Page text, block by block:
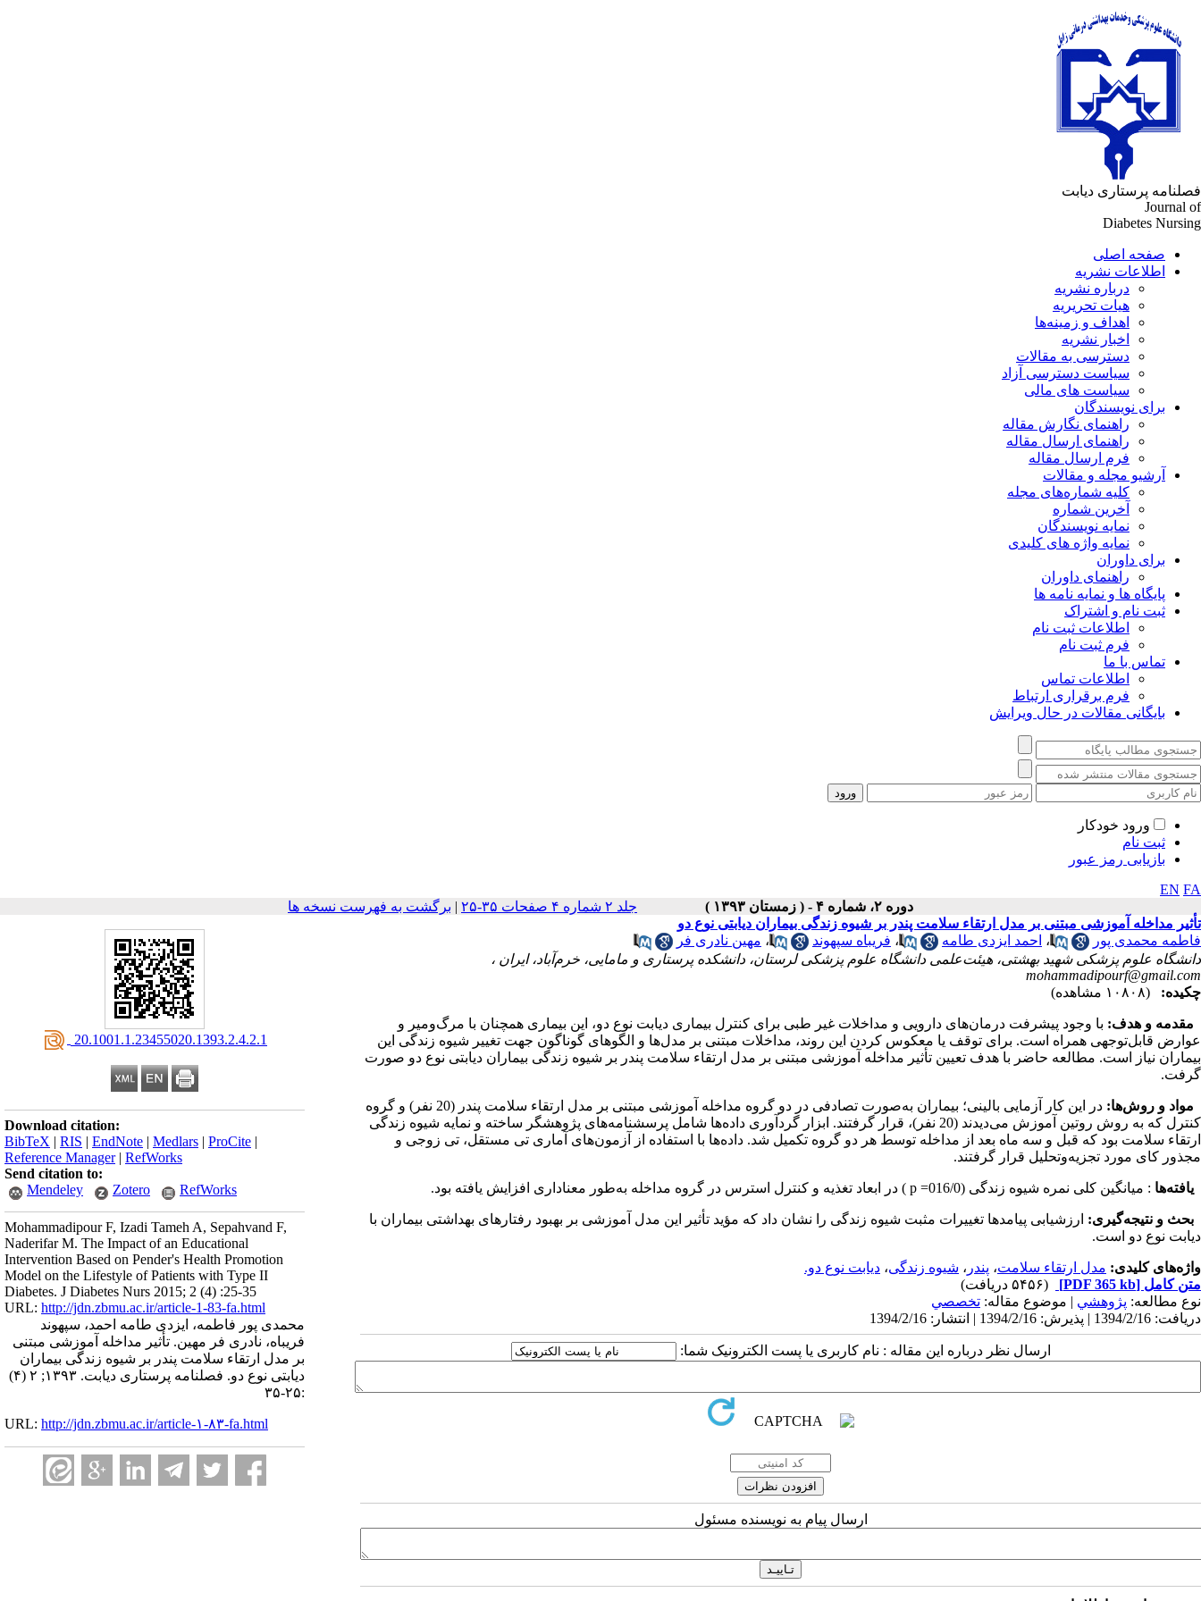
فصلنامه پرستاری دیابت
Journal of
Diabetes Nursing
صفحه اصلی
اطلاعات نشریه
درباره نشریه
هیات تحریریه
اهداف و زمینه‌ها
اخبار نشریه
دسترسی به مقالات
سیاست دسترسی آزاد
سیاست های مالی
برای نویسندگان
راهنمای نگارش مقاله
راهنمای ارسال مقاله
فرم ارسال مقاله
آرشیو مجله و مقالات
کلیه شماره‌های مجله
آخرین شماره
نمایه نویسندگان
نمایه واژه های کلیدی
برای داوران
راهنمای داوران
پایگاه ها و نمایه نامه ها
ثبت نام و اشتراک
اطلاعات ثبت نام
فرم ثبت نام
تماس با ما
اطلاعات تماس
فرم برقراری ارتباط
بایگانی مقالات در حال ویرایش
ورود خودکار
ثبت نام
بازیابی رمز عبور
EN FA
دوره ۲، شماره ۴ - ( زمستان ۱۳۹۳ )
جلد ۲ شماره ۴ صفحات ۳۵-۲۵ | برگشت به فهرست نسخه ها
‎ 20.1001.1.23455020.1393.2.4.2.1
Download citation:
BibTeX | RIS | EndNote | Medlars | ProCite |
Reference Manager| RefWorks
Send citation to:
Mendeley
Zotero RefWorks
Mohammadipour F, Izadi Tameh A, Sepahvand F,
Naderifar M. The Impact of an Educational
Intervention Based on Pender's Health Promotion
Model on the Lifestyle of Patients with Type II
Diabetes. J Diabetes Nurs 2015; 2 (4) :25-35
URL: http://jdn.zbmu.ac.ir/article-1-83-fa.html
محمدی پور فاطمه، ایزدی طامه احمد، سپهوند
فریباه، نادری فر مهین. تأثیر مداخله آموزشی مبتنی
بر مدل ارتقاء سلامت پندر بر شیوه زندگی بیماران
دیابتی نوع دو. فصلنامه پرستاری دیابت. ۱۳۹۳; ۲ (۴)
:۲۵-۳۵
URL: http://jdn.zbmu.ac.ir/article-۱-۸۳-fa.html
تأثیر مداخله آموزشی مبتنی بر مدل ارتقاء سلامت پندر بر شیوه زندگی بیماران دیابتی نوع دو
فاطمه محمدی پور
، احمد ایزدی طامه ، فریباه سپهوند ، مهین نادری فر
دانشگاه علوم پزشکی شهید بهشتی، هیئت‌علمی دانشگاه علوم پزشکی لرستان، دانشکده پرستاری و مامایی، خرم‌آباد، ایران ،
mohammadipourf@gmail.com
چکیده:
(۱۰۸۰۸ مشاهده)
مقدمه و هدف: با وجود پیشرفت درمان‌های دارویی و مداخلات غیر طبی برای کنترل بیماری دیابت نوع دو، این بیماری همچنان با مرگ‌ومیر و
عوارض قابل‌توجهی همراه است. برای توقف یا معکوس کردن این روند، مداخلات مبتنی بر مدل‌ها و الگوهای گوناگون جهت تغییر شیوه زندگی این
بیماران نیاز است. مطالعه حاضر با هدف تعیین تأثیر مداخله آموزشی مبتنی بر مدل ارتقاء سلامت پندر بر شیوه زندگی بیماران دیابتی نوع دو صورت
گرفت.
مواد و روش‌ها:
در این کار آزمایی بالینی؛ بیماران به‌صورت تصادفی در دو گروه مداخله آموزشی مبتنی بر مدل ارتقاء سلامت پندر (20 نفر) و گروه
کنترل که به روش روتین آموزش می‌دیدند (20 نفر)، قرار گرفتند. ابزار گردآوری داده‌ها شامل پرسشنامه‌های پژوهشگر ساخته و نمایه شیوه زندگی
ارتقاء سلامت بود که قبل و سه ماه بعد از مداخله توسط هر دو گروه تکمیل شد. داده‌ها با استفاده از آزمون‌های آماری تی مستقل، تی زوجی و
مجذور کای مورد تجزیه‌وتحلیل قرار گرفتند.
یافته‌ها : میانگین کلی نمره شیوه زندگی (016/0= p ) در ابعاد تغذیه و کنترل استرس در گروه مداخله به‌طور معنا‌داری افزایش یافته بود.
بحث و نتیجه‌گیری: ارزشیابی پیامدها تغییرات مثبت شیوه زندگی را نشان داد که مؤید تأثیر این مدل آموزشی بر بهبود رفتارهای بهداشتی بیماران با
دیابت نوع دو است.
واژه‌های کلیدی: مدل ارتقاء سلامت، پندر ، شیوه زندگی، دیابت نوع دو.
متن کامل [PDF 365 kb]
(۵۴۵۶ دریافت)
نوع مطالعه: پژوهشي | موضوع مقاله: تخصصي
دریافت: 1394/2/16 | پذیرش: 1394/2/16 | انتشار: 1394/2/16
ارسال نظر درباره این مقاله : نام کاربری یا پست الکترونیک شما:
ارسال پیام به نویسنده مسئول